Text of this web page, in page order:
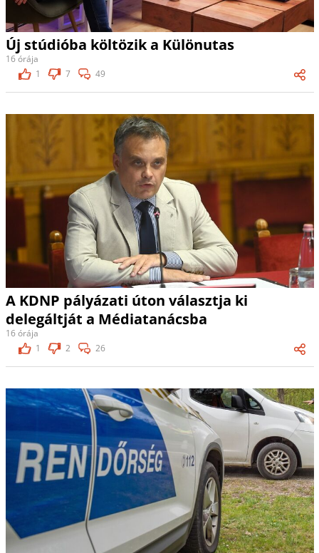
Új stúdióba költözik a Különutas
16 órája
1
7 49
A KDNP pályázati úton választja ki
delegáltját a Médiatanácsba
16 órája
1
2 26